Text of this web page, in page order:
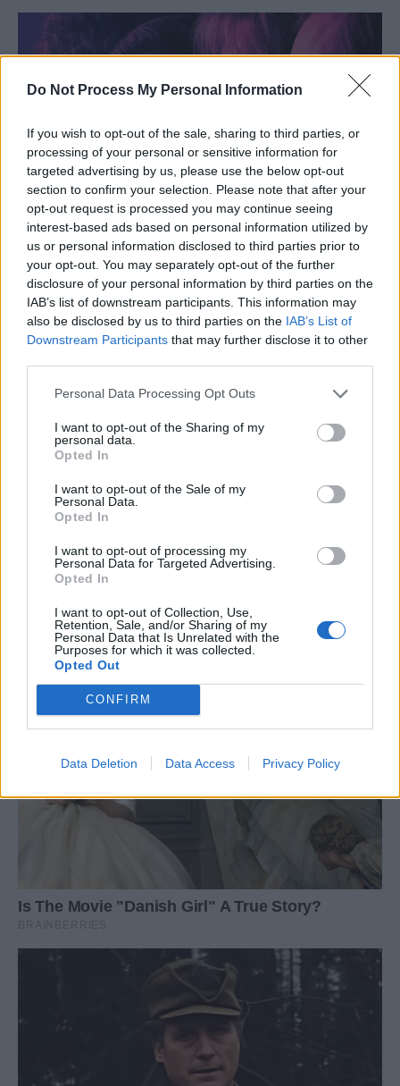
Do Not Process My Personal Information
If you wish to opt-out of the sale, sharing to third parties, or
processing of your personal or sensitive information for
targeted advertising by us, please use the below opt-out
section to confirm your selection. Please note that after your
opt-out request is processed you may continue seeing
interest-based ads based on personal information utilized by
us or personal information disclosed to third parties prior to
your opt-out. You may separately opt-out of the further
disclosure of your personal information by third parties on the
IAB’s list of downstream participants. This information may
also be disclosed by us to third parties on the IAB’s List of
Downstream Participants that may further disclose it to other
Personal Data Processing Opt Outs
I want to opt-out of the Sharing of my
personal data.
Opted In
I want to opt-out of the Sale of my
Personal Data.
Opted In
I want to opt-out of processing my
Personal Data for Targeted Advertising.
Opted In
I want to opt-out of Collection, Use,
Retention, Sale, and/or Sharing of my
Personal Data that Is Unrelated with the
Purposes for which it was collected.
Opted Out
CONFIRM
Data Deletion Data Access Privacy Policy